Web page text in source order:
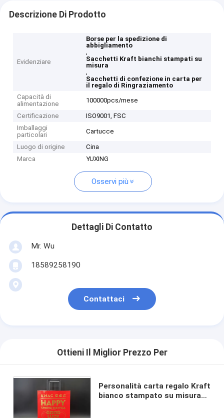
Descrizione Di Prodotto
Evidenziare
Borse per la spedizione di
abbigliamento
,
Sacchetti Kraft bianchi stampati su
misura
,
Sacchetti di confezione in carta per
il regalo di Ringraziamento
Capacità di
alimentazione
100000pcs/mese
Certificazione
ISO9001, FSC
Imballaggi
particolari
Cartucce
Luogo di origine
Cina
Marca
YUXING
Osservi più
Dettagli Di Contatto
Mr. Wu
18589258190
Contattaci
Ottieni Il Miglior Prezzo Per
Personalità carta regalo Kraft
bianco stampato su misura